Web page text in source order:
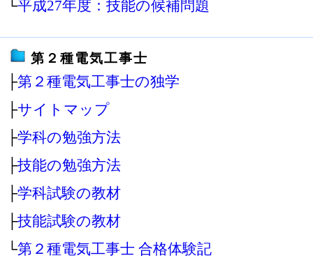
└平成27年度：技能の候補問題
第２種電気工事士
├第２種電気工事士の独学
├サイトマップ
├学科の勉強方法
├技能の勉強方法
├学科試験の教材
├技能試験の教材
└第２種電気工事士 合格体験記